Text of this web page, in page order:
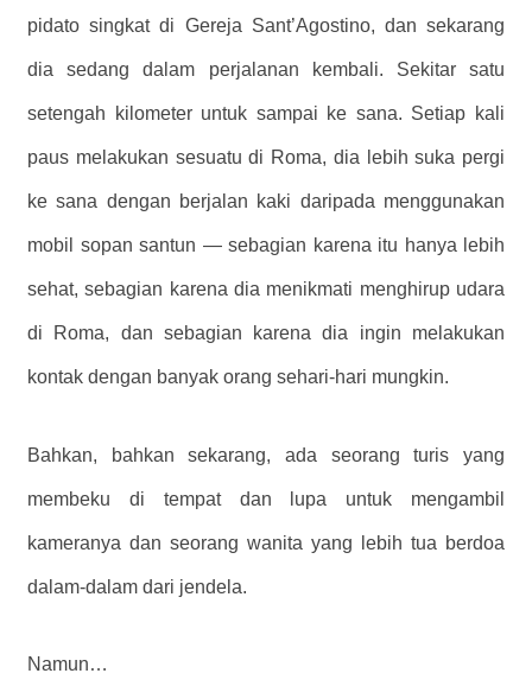
pidato singkat di Gereja Sant’Agostino, dan sekarang
dia sedang dalam perjalanan kembali. Sekitar satu
setengah kilometer untuk sampai ke sana. Setiap kali
paus melakukan sesuatu di Roma, dia lebih suka pergi
ke sana dengan berjalan kaki daripada menggunakan
mobil sopan santun — sebagian karena itu hanya lebih
sehat, sebagian karena dia menikmati menghirup udara
di Roma, dan sebagian karena dia ingin melakukan
kontak dengan banyak orang sehari-hari mungkin.
Bahkan, bahkan sekarang, ada seorang turis yang
membeku di tempat dan lupa untuk mengambil
kameranya dan seorang wanita yang lebih tua berdoa
dalam-dalam dari jendela.
Namun…